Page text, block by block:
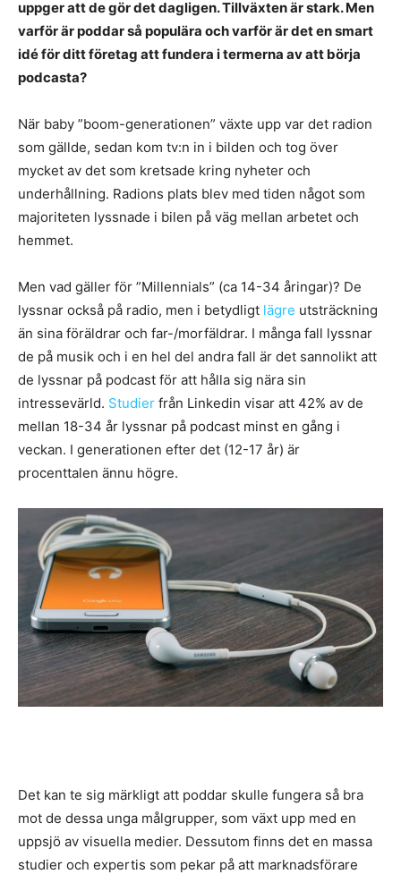
uppger att de gör det dagligen. Tillväxten är stark. Men
varför är poddar så populära och varför är det en smart
idé för ditt företag att fundera i termerna av att börja
podcasta?
När baby ”boom-generationen” växte upp var det radion
som gällde, sedan kom tv:n in i bilden och tog över
mycket av det som kretsade kring nyheter och
underhållning. Radions plats blev med tiden något som
majoriteten lyssnade i bilen på väg mellan arbetet och
hemmet.
Men vad gäller för ”Millennials” (ca 14-34 åringar)? De
lyssnar också på radio, men i betydligt lägre utsträckning
än sina föräldrar och far-/morfäldrar. I många fall lyssnar
de på musik och i en hel del andra fall är det sannolikt att
de lyssnar på podcast för att hålla sig nära sin
intressevärld. Studier från Linkedin visar att 42% av de
mellan 18-34 år lyssnar på podcast minst en gång i
veckan. I generationen efter det (12-17 år) är
procenttalen ännu högre.
Det kan te sig märkligt att poddar skulle fungera så bra
mot de dessa unga målgrupper, som växt upp med en
uppsjö av visuella medier. Dessutom finns det en massa
studier och expertis som pekar på att marknadsförare